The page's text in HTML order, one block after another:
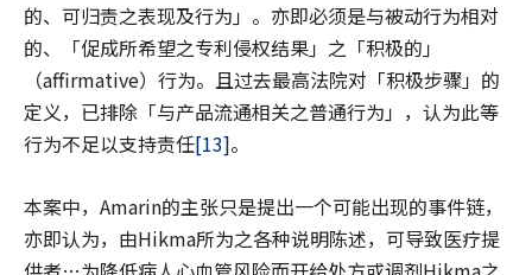
的、可归责之表现及行为」。亦即必须是与被动行为相对
的、「促成所希望之专利侵权结果」之「积极的」
（affirmative）行为。且过去最高法院对「积极步骤」的
定义，已排除「与产品流通相关之普通行为」，认为此等
行为不足以支持责任[13]。
本案中，Amarin的主张只是提出一个可能出现的事件链，
亦即认为，由Hikma所为之各种说明陈述，可导致医疗提